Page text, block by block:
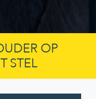
OP
STEL